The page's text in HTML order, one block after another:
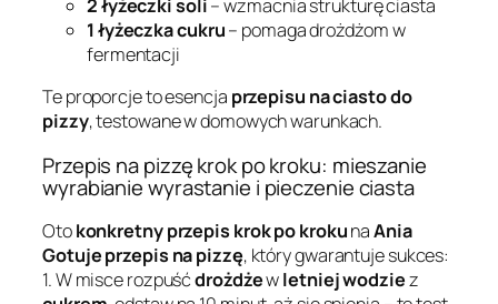
2 łyżeczki soli– wzmacnia strukturę ciasta
1 łyżeczka cukru– pomaga drożdżom w
fermentacji
Te proporcje to esencja przepisu na ciasto do
pizzy, testowane w domowych warunkach.
Przepis na pizzę krok po kroku: mieszanie
wyrabianie wyrastanie i pieczenie ciasta
Otokonkretny przepis krok po krokunaAnia
Gotuje przepis na pizzę, który gwarantuje sukces:
1. W misce rozpuśćdrożdżewletniej wodziez